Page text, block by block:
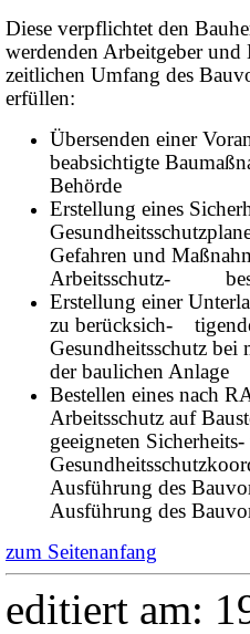
Diese verpflichtet den
werdenden Arbeitgeber
zeitlichen Umfang des
erfüllen:
Übersenden einer
beabsichtigte
Behörde
Erstellung eines
Gefahren und
Arbeitsschutz-
Erstellung einer
zu berücksich-
Gesundheitsschutz bei
der baulichen Anlage
Bestellen eines nach
Arbeitsschutz auf
geeigneten
Ausführung des
Ausführung des
zum Seitenanfang
editiert am: